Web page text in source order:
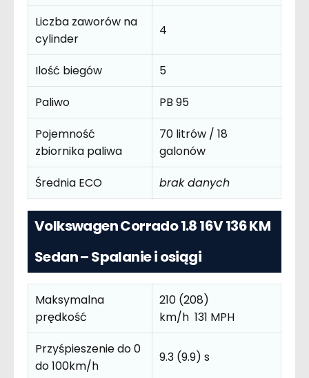
Liczba zaworów na
cylinder
4
Ilość biegów
5
Paliwo
PB 95
Pojemność
zbiornika paliwa
70 litrów / 18
galonów
Średnia ECO
brak danych
Volkswagen Corrado 1.8 16V 136 KM
Sedan – Spalanie i osiągi
Maksymalna
prędkość
210 (208)
km/h 131 MPH
Przyśpieszenie do 0
do 100km/h
9.3 (9.9) s